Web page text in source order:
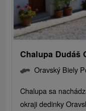
Chalupa Dudáš
Oravský Biely
Chalupa sa
okraji dedinky